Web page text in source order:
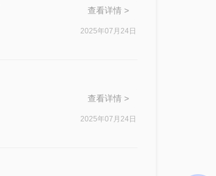
查看详情 >
2025年07月24日
查看详情 >
2025年07月24日